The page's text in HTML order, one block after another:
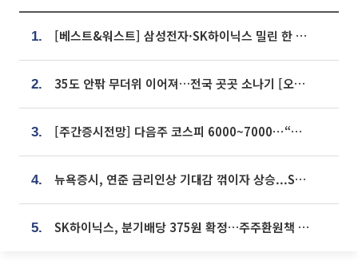
1. [베스트&워스트] 삼성전자·SK하이닉스 밀린 한 주…상상인증권은 85% 급등
2. 35도 안팎 무더위 이어져…전국 곳곳 소나기 [오늘 날씨]
3. [주간증시전망] 다음주 코스피 6000~7000⋯“外人 수급은 정책이 변수”
4. 뉴욕증시, 연준 금리인상 기대감 꺾이자 상승...S&P500 사상 최고치 [종합]
5. SK하이닉스, 분기배당 375원 확정…주주환원책 9월로 앞당겨 발표